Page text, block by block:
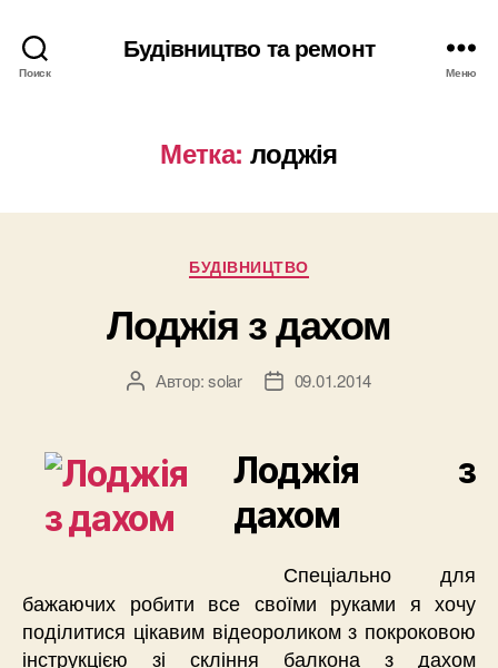
Поиск
Будівництво та ремонт
Меню
Метка: лоджія
Рубрики
БУДІВНИЦТВО
Лоджія з дахом
АвторАвтор:solar
Дата09.01.2014
Лоджія з
дахом
Спеціально для
бажаючих робити все своїми руками я хочу
поділитися цікавим відеороликом з покроковою
інструкцією зі скління балкона з дахом